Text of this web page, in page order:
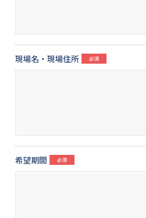
現場名・現場住所
希望期間